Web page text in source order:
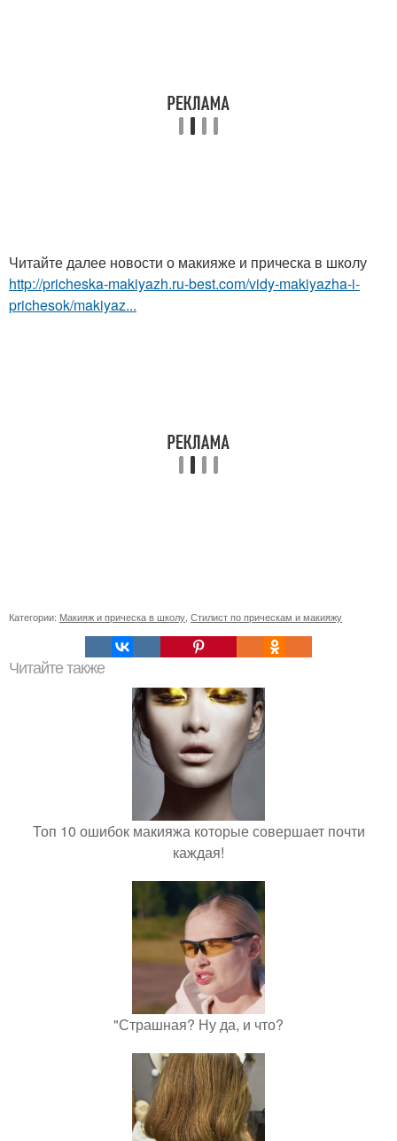
Читайте далее новости о макияже и прическа в школу
http://pricheska-makiyazh.ru-best.com/vidy-makiyazha-i-
prichesok/makiyaz...
Категории: Макияж и прическа в школу, Стилист по прическам и макияжу
Читайте также
Топ 10 ошибок макияжа которые совершает почти
каждая!
"Страшная? Ну да, и что?